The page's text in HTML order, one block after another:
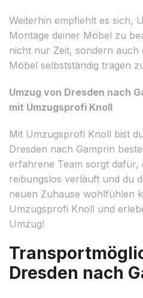
Weiterhin empfiehlt es sich,
Montage deiner Möbel zu
nicht nur Zeit, sondern auch
Möbel selbstständig tragen
Umzug von Dresden nach
mit Umzugsprofi Knoll
Mit Umzugsprofi Knoll bist
Dresden nach Gamprin
erfahrene Team sorgt dafür,
reibungslos verläuft und du
neuen Zuhause wohlfühlen
Umzugsprofi Knoll und
Umzug!
Dresden nach